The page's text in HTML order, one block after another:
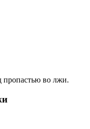
пропастью во лжи.